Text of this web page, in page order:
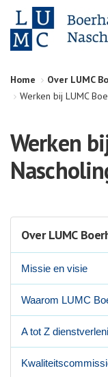
Home
Over LUMC
Werken bij LUMC
Werken
Over LUMC
Missie en visie
Waarom LUMC
A tot Z